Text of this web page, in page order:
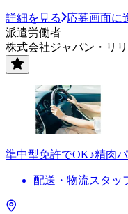
詳細を見る
応募画面に
派遣労働者
株式会社ジャパン・リ
準中型免許でOK♪精肉
配送・物流スタッ